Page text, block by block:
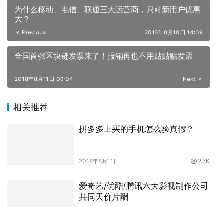
为什么移动、电信、联通三大运营商，只对新用户优惠
大？
Previous 2018年8月10日 14:09
全国首张区块链发票来了！报销再也不用贴贴贴发票
Next
2018年8月11日 00:04
相关推荐
拼多多上买的手机怎么验真假？
2018年8月11日 2.7K
爱奇艺/优酷/腾讯六大影视制作公司
共同天价片酬